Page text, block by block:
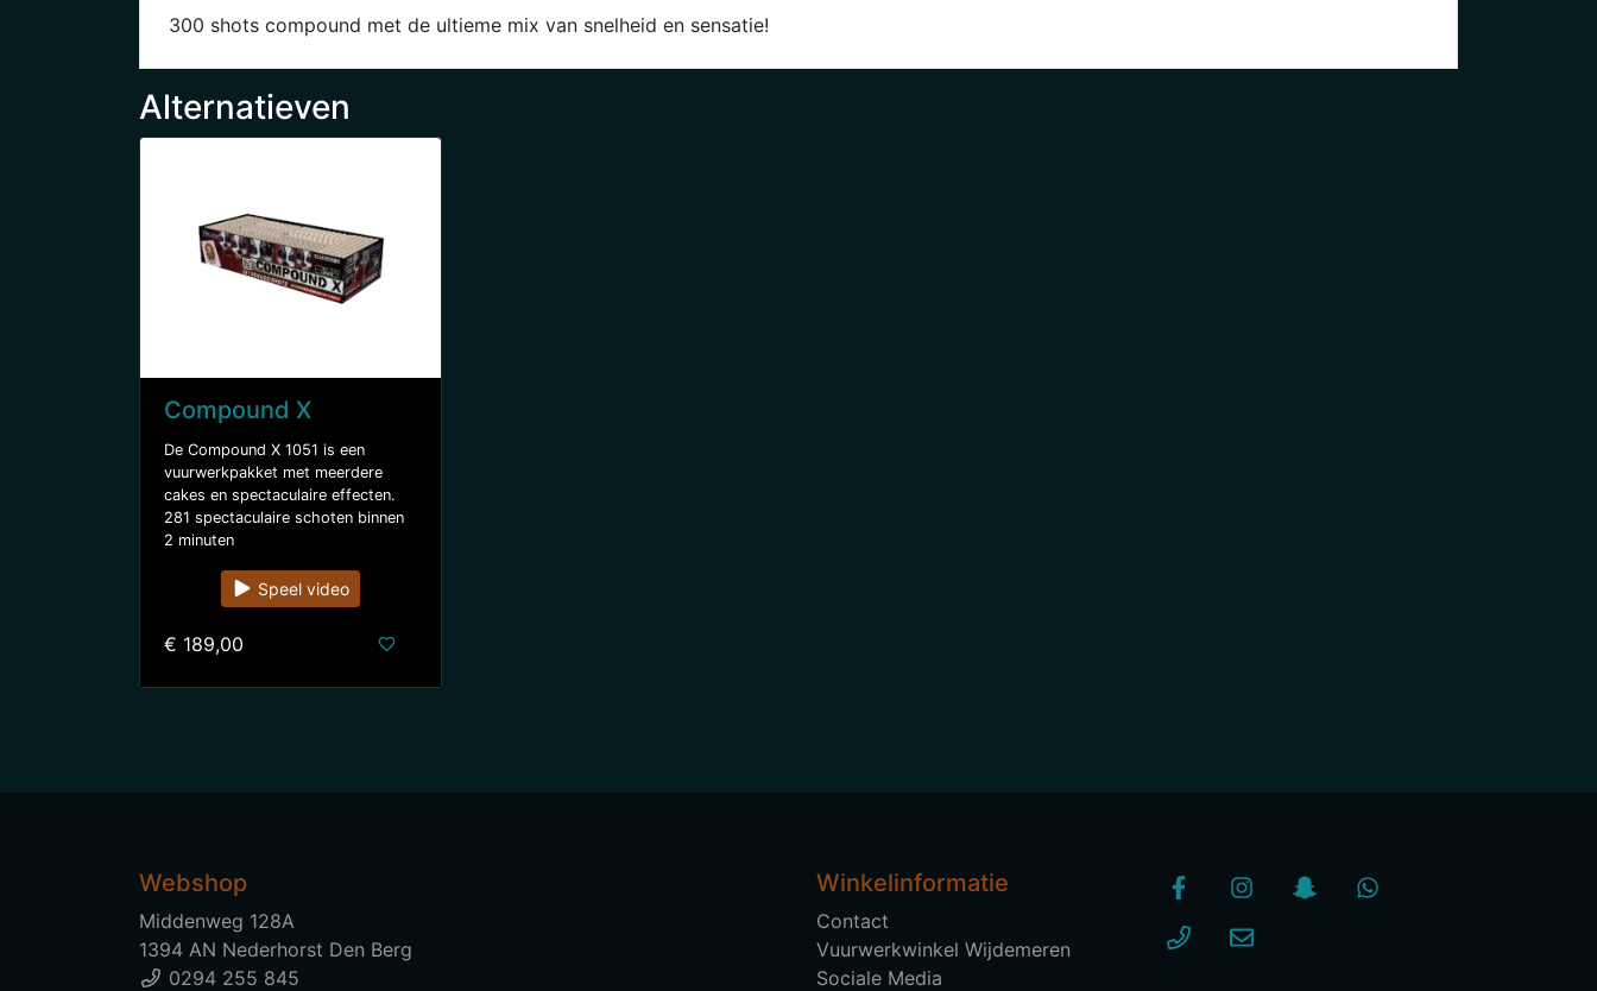
300 shots compound met de ultieme mix van snelheid en sensatie!
Alternatieven
Compound X
De Compound X 1051 is een
vuurwerkpakket met meerdere
cakes en spectaculaire effecten.
281 spectaculaire schoten binnen
2 minuten
Speel video
€ 189,00
Webshop
Middenweg 128A
1394 AN Nederhorst Den Berg
0294 255 845
Winkelinformatie
Contact
Vuurwerkwinkel Wijdemeren
Sociale Media